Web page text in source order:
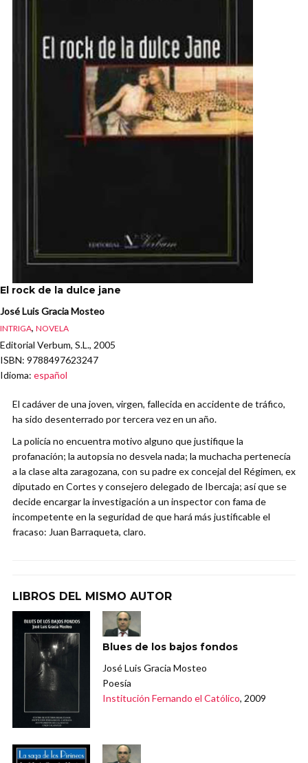
El rock de la dulce jane
José Luis Gracia Mosteo
INTRIGA, NOVELA
Editorial Verbum, S.L., 2005
ISBN: 9788497623247
Idioma: español
El cadáver de una joven, virgen, fallecida en accidente de tráfico,
ha sido desenterrado por tercera vez en un año.
La policía no encuentra motivo alguno que justifique la
profanación; la autopsia no desvela nada; la muchacha pertenecía
a la clase alta zaragozana, con su padre ex concejal del Régimen, ex
diputado en Cortes y consejero delegado de Ibercaja; así que se
decide encargar la investigación a un inspector con fama de
incompetente en la seguridad de que hará más justificable el
fracaso: Juan Barraqueta, claro.
LIBROS DEL MISMO AUTOR
Blues de los bajos fondos
José Luis Gracia Mosteo
Poesía
Institución Fernando el Católico, 2009